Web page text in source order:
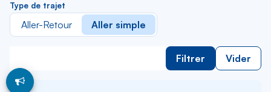
Type de trajet
Aller-Retour Aller simple
Filtrer Vider